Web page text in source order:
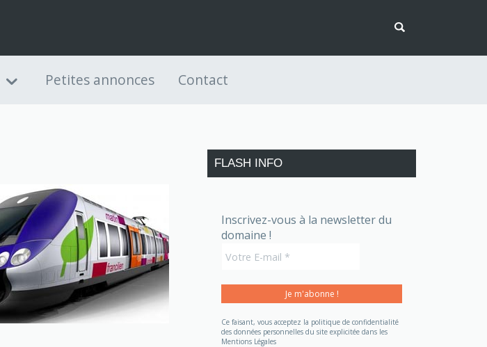
Petites annonces Contact
FLASH INFO
Inscrivez-vous à la newsletter du
domaine !
Ce faisant, vous acceptez la politique de confidentialité
des données personnelles du site explicitée dans les
Mentions Légales